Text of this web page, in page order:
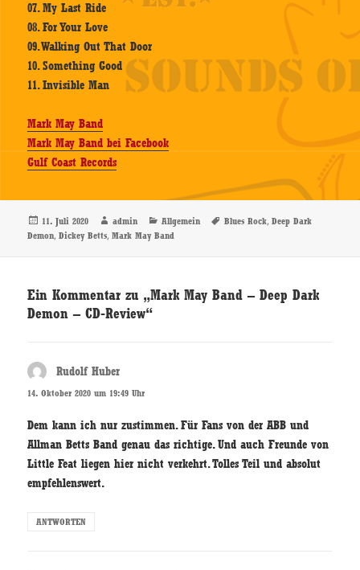
07. My Last Ride
08. For Your Love
09. Walking Out That Door
10. Something Good
11. Invisible Man
Mark May Band
Mark May Band bei Facebook
Gulf Coast Records
Veröffentlicht
am
11. Juli 2020 Autor
admin Kategorien
Allgemein Schlagwörter
Blues Rock,Deep Dark
Demon,Dickey Betts,Mark May Band
Ein Kommentar zu „Mark May Band – Deep Dark
Demon – CD-Review“
Rudolf Huber
14. Oktober 2020 um 19:49 Uhr
Dem kann ich nur zustimmen. Für Fans von der ABB und
Allman Betts Band genau das richtige. Und auch Freunde von
Little Feat liegen hier nicht verkehrt. Tolles Teil und absolut
empfehlenswert.
ANTWORTEN